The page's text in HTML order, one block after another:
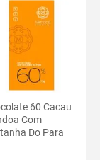
60 Cacau
Com
Do Para